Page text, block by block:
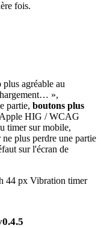
fois.
agréable au
»,
partie, boutons plus
HIG / WCAG
timer sur mobile,
plus perdre une partie
sur l'écran de
44 px Vibration timer